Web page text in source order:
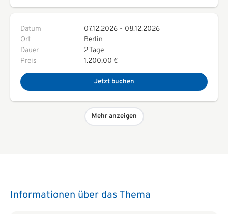
Datum 07.12.2026 - 08.12.2026
Ort
Berlin
Dauer
2 Tage
Preis
1.200,00 €
Jetzt buchen
Mehr anzeigen
Informationen über das Thema